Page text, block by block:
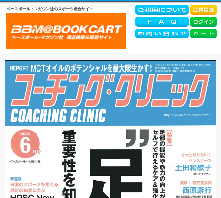
ベースボール・マガジン社のスポーツ総合サイト